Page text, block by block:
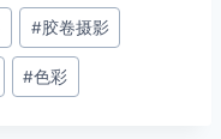
#胶卷摄影
#色彩